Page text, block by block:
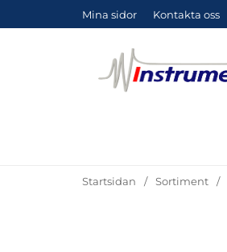
Mina sidor Kontakta oss
Startsidan Sortiment